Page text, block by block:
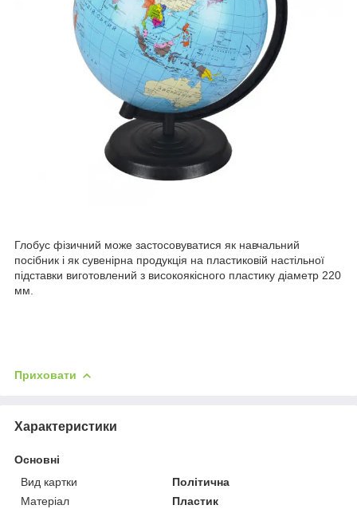
Глобус фізичний може застосовуватися як навчальний
посібник і як сувенірна продукція на пластиковій настільної
підставки виготовлений з високоякісного пластику діаметр 220
мм.
Приховати
Характеристики
Основні
Вид картки
Політична
Матеріал
Пластик